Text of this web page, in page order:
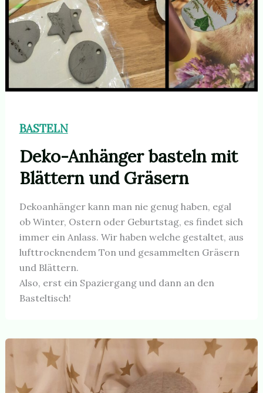
BASTELN
Deko-Anhänger basteln mit
Blättern und Gräsern
Dekoanhänger kann man nie genug haben, egal
ob Winter, Ostern oder Geburtstag, es findet sich
immer ein Anlass. Wir haben welche gestaltet, aus
lufttrocknendem Ton und gesammelten Gräsern
und Blättern.
Also, erst ein Spaziergang und dann an den
Basteltisch!